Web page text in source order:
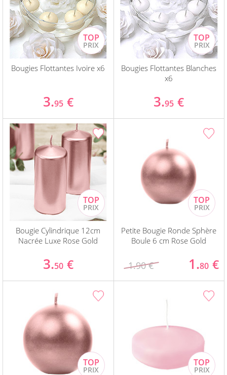
Bougies Flottantes Ivoire x6
3.95 €
Bougies Flottantes Blanches
x6
3.95 €
Bougie Cylindrique 12cm
Nacrée Luxe Rose Gold
3.50 €
Petite Bougie Ronde Sphère
Boule 6 cm Rose Gold
1.90 € 1.80 €